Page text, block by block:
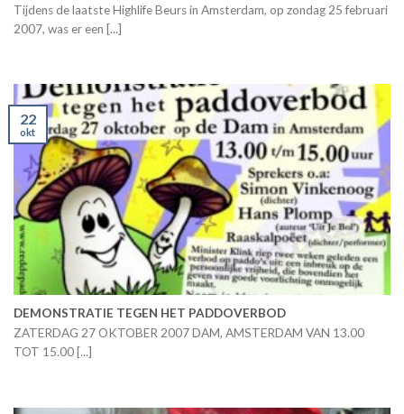
Tijdens de laatste Highlife Beurs in Amsterdam, op zondag 25 februari
2007, was er een [...]
DEMONSTRATIE TEGEN HET PADDOVERBOD
ZATERDAG 27 OKTOBER 2007 DAM, AMSTERDAM VAN 13.00
TOT 15.00 [...]
22
okt